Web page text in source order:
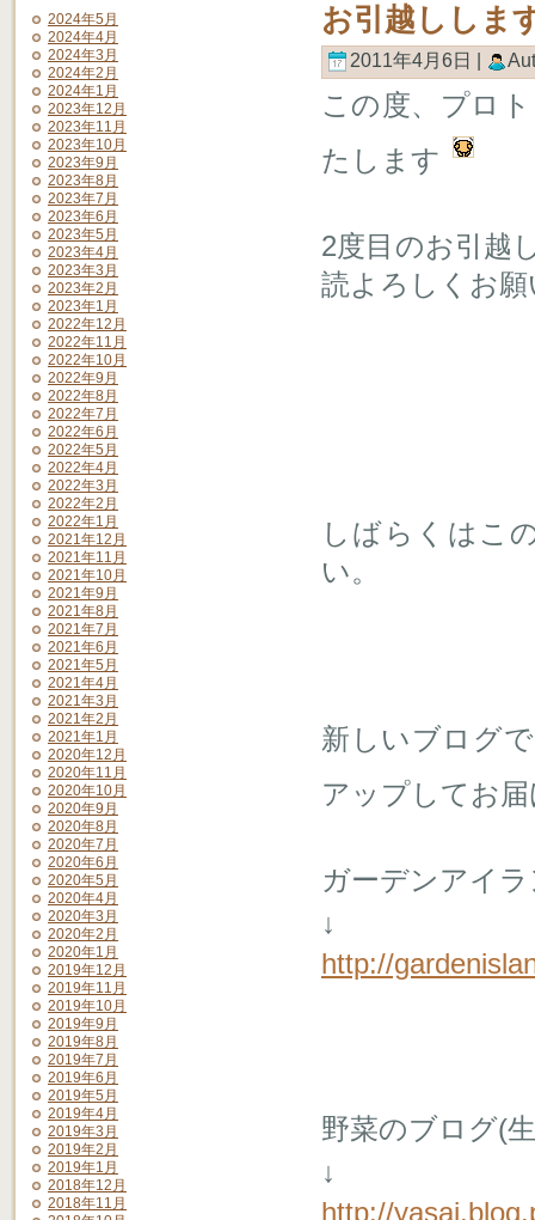
2024年5月
2024年4月
2024年3月
2024年2月
2024年1月
2023年12月
2023年11月
2023年10月
2023年9月
2023年8月
2023年7月
2023年6月
2023年5月
2023年4月
2023年3月
2023年2月
2023年1月
2022年12月
2022年11月
2022年10月
2022年9月
2022年8月
2022年7月
2022年6月
2022年5月
2022年4月
2022年3月
2022年2月
2022年1月
2021年12月
2021年11月
2021年10月
2021年9月
2021年8月
2021年7月
2021年6月
2021年5月
2021年4月
2021年3月
2021年2月
2021年1月
2020年12月
2020年11月
2020年10月
2020年9月
2020年8月
2020年7月
2020年6月
2020年5月
2020年4月
2020年3月
2020年2月
2020年1月
2019年12月
2019年11月
2019年10月
2019年9月
2019年8月
2019年7月
2019年6月
2019年5月
2019年4月
2019年3月
2019年2月
2019年1月
2018年12月
2018年11月
お引越ししま
2011年4月6日 |
この度、プロ
たします
2度目のお引越
読よろしくお
しばらくはこ
い。
新しいブログ
アップしてお
ガーデンアイ
↓
http://
野菜のブログ(
↓
http://